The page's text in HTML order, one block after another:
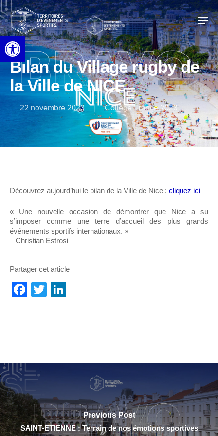
Ouvrir la barre d’outils
Skip
to
main
content
Bilan du Village rugby de
la Ville de NICE
22 novembre 2023 Collège France 2023
Découvrez aujourd’hui le bilan de la Ville de Nice : cliquez ici
« Une nouvelle occasion de démontrer que Nice a su
s’imposer comme une terre d’accueil des plus grands
événements sportifs internationaux. »
– Christian Estrosi –
Partager cet article
Facebook
Twitter
Previous Post
SAINT-ETIENNE : Terrain de nos émotions sportives